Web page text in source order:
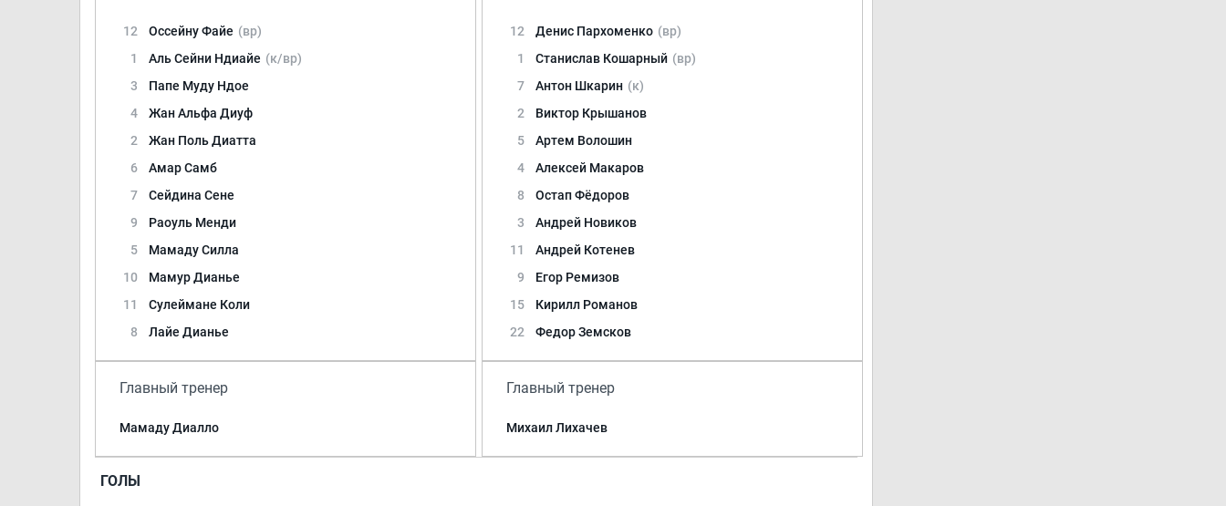
12 Оссейну Файе (вр)
1
Аль Сейни Ндиайе (к/вр)
3
Папе Муду Ндое
4
Жан Альфа Диуф
2
Жан Поль Диатта
6
Амар Самб
7
Сейдина Сене
9
Раоуль Менди
5
Мамаду Силла
10
Мамур Дианье
11
Сулеймане Коли
8
Лайе Дианье
Главный тренер
Мамаду Диалло
12 Денис Пархоменко (вр)
1
Станислав Кошарный (вр)
7
Антон Шкарин (к)
2
Виктор Крышанов
5
Артем Волошин
4
Алексей Макаров
8
Остап Фёдоров
3
Андрей Новиков
11
Андрей Котенев
9
Егор Ремизов
15
Кирилл Романов
22
Федор Земсков
Главный тренер
Михаил Лихачев
ГОЛЫ